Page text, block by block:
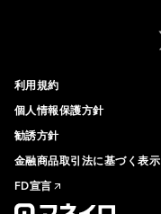
利用規約
個人情報保護方針
勧誘方針
金融商品取引法に基づく表示
FD宣言